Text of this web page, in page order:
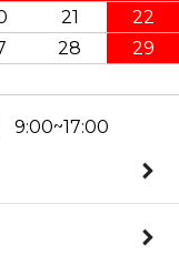
21
22
28
29
9:00~17:00